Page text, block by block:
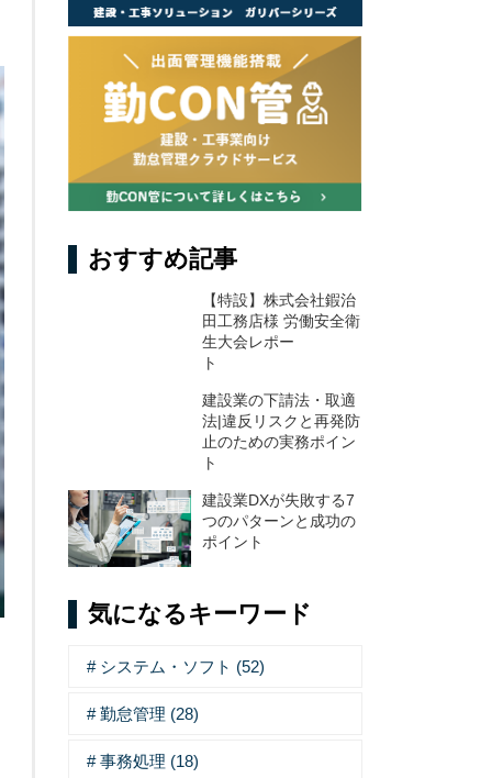
おすすめ記事
【特設】株式会社鍜治
田工務店様 労働安全衛
生大会レポー
ト
建設業の下請法・取適
法|違反リスクと再発防
止のための実務ポイン
ト
建設業DXが失敗する7
つのパターンと成功の
ポイント
気になるキーワード
システム・ソフト (52)
勤怠管理 (28)
事務処理 (18)